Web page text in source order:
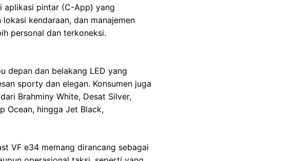
aplikasi pintar (C-App) yang
kendaraan, dan manajemen
personal dan terkoneksi.
depan dan belakang LED yang
sporty dan elegan. Konsumen juga
Brahminy White, Desat Silver,
Ocean, hingga Jet Black,
VF e34 memang dirancang sebagai